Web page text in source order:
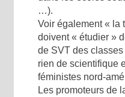
…).
Voir également « la
doivent « étudier »
de SVT des classes
rien de scientifique
féministes nord-
Les promoteurs de